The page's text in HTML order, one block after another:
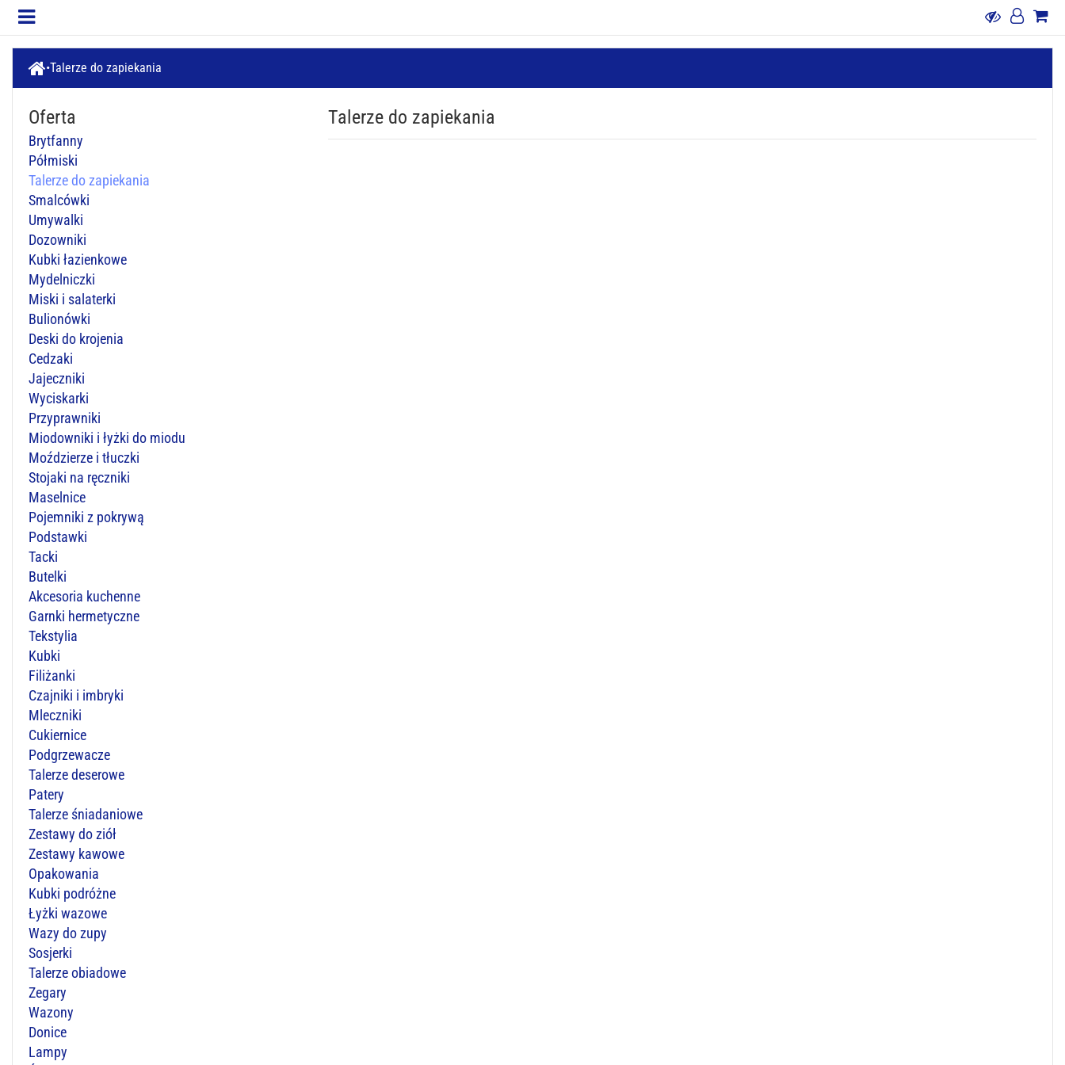
Talerze do zapiekania
Oferta
Brytfanny
Półmiski
Talerze do zapiekania
Smalcówki
Umywalki
Dozowniki
Kubki łazienkowe
Mydelniczki
Miski i salaterki
Bulionówki
Deski do krojenia
Cedzaki
Jajeczniki
Wyciskarki
Przyprawniki
Miodowniki i łyżki do miodu
Moździerze i tłuczki
Stojaki na ręczniki
Maselnice
Pojemniki z pokrywą
Podstawki
Tacki
Butelki
Akcesoria kuchenne
Garnki hermetyczne
Tekstylia
Kubki
Filiżanki
Czajniki i imbryki
Mleczniki
Cukiernice
Podgrzewacze
Talerze deserowe
Patery
Talerze śniadaniowe
Zestawy do ziół
Zestawy kawowe
Opakowania
Kubki podróżne
Łyżki wazowe
Wazy do zupy
Sosjerki
Talerze obiadowe
Zegary
Wazony
Donice
Lampy
Talerze do zapiekania